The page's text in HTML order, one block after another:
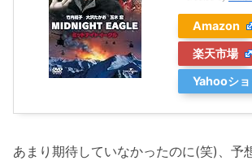
Amazon
楽天市場
Yahooシ
あまり期待していなかったのに(笑)、予